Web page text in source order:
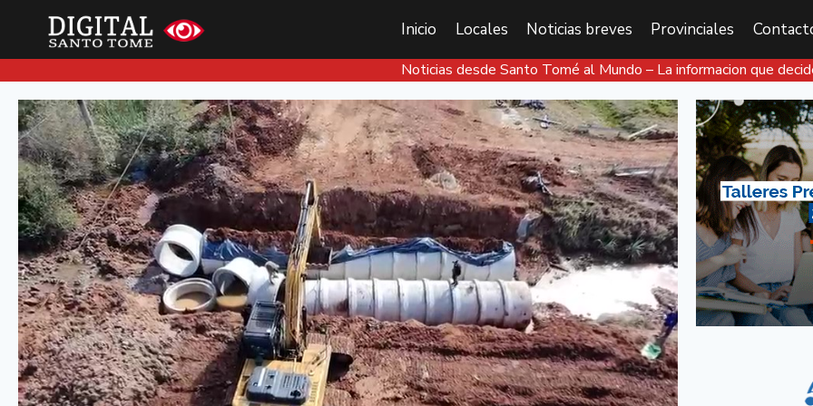
Inicio Locales Noticias breves Provinciales
Noticias desde Santo Tomé al Mundo – La informacion que